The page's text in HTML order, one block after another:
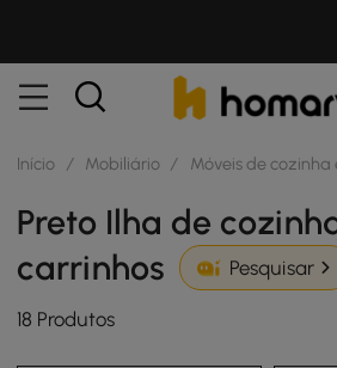
Início / Mobiliário / Móveis de
Preto Ilha de
carrinhos
Pesquisar
18 Produtos